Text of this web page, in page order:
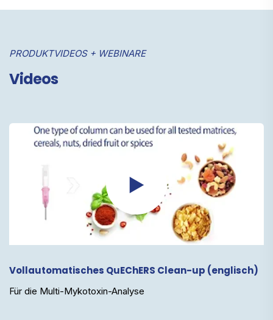
PRODUKTVIDEOS + WEBINARE
Videos
Vollautomatisches QuEChERS Clean-up (englisch)
Für die Multi-Mykotoxin-Analyse